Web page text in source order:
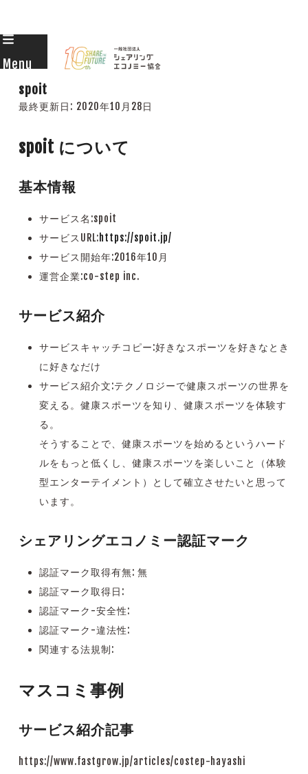
Skip
toMenu
spoit
最終更新日: 2020年10月28日
spoit について
基本情報
サービス名:spoit
サービスURL:https://spoit.jp/
サービス開始年:2016年10月
運営企業:co-step inc.
サービス紹介
サービスキャッチコピー:好きなスポーツを好きなとき
に好きなだけ
サービス紹介文:テクノロジーで健康スポーツの世界を
変える。 健康スポーツを知り、健康スポーツを体験す
る。
そうすることで、 健康スポーツを始めるというハード
ルをもっと低くし、 健康スポーツを楽しいこと（体験
型エンターテイメント）
として確立させたいと思って
います。
シェアリングエコノミー認証マーク
認証マーク取得有無: 無
認証マーク取得日:
認証マーク-安全性:
認証マーク-違法性:
関連する法規制:
マスコミ事例
サービス紹介記事
https://www.fastgrow.jp/articles/costep-hayashi